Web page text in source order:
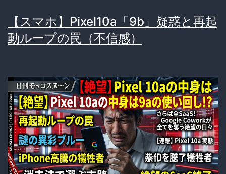
バ
カ」
vs
Android
が
も
は
や
【スマホ】Pixel10a「9b」疑惑と再起
動ループの罠（不信感）